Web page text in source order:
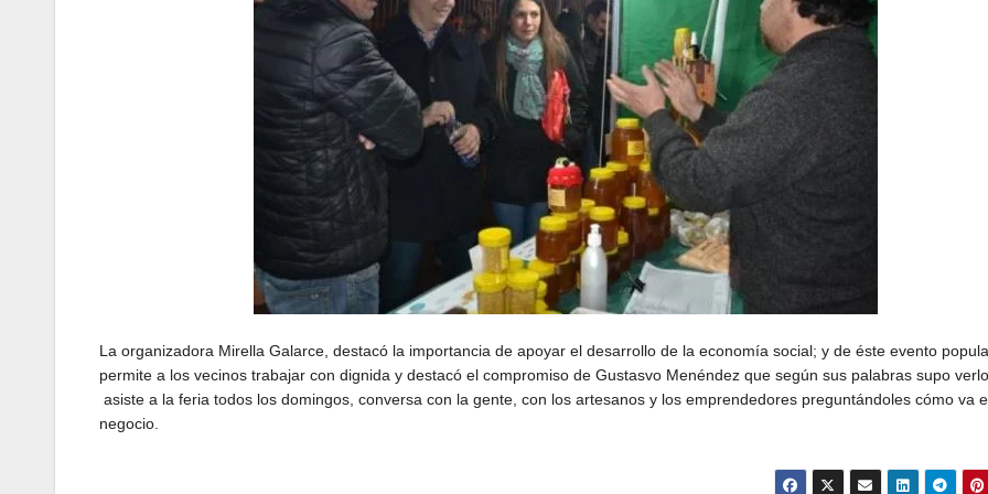
La organizadora Mirella Galarce, destacó la importancia de apoyar el desarrollo de la economía social; y de éste evento
permite a los vecinos trabajar con dignida y destacó el compromiso de Gustasvo Menéndez que según sus palabras supo
asiste a la feria todos los domingos, conversa con la gente, con los artesanos y los emprendedores preguntándoles cómo va
negocio.